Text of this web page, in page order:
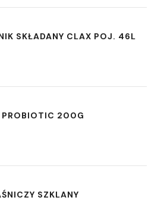
SKŁADANY CLAX POJ. 46L
PROBIOTIC 200G
SZKLANY